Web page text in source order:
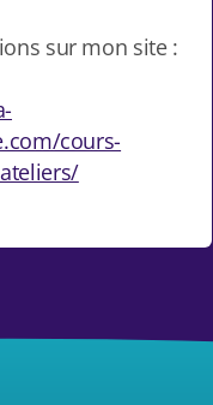
sur mon site :
cours-